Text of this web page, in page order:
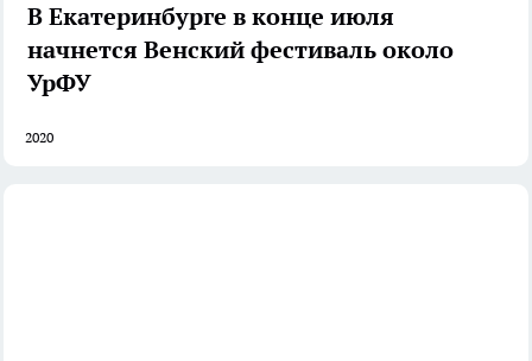
В Екатеринбурге в конце июля
начнется Венский фестиваль около
УрФУ
2020